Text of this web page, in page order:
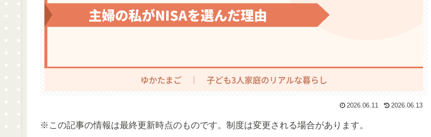
2026.06.11 2026.06.13
※この記事の情報は最終更新時点のものです。制度は変更される場合があります。